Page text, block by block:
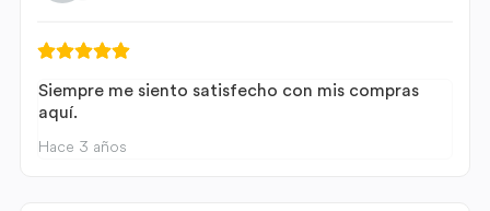
Siempre me siento satisfecho con mis compras
aquí.
Hace 3 años